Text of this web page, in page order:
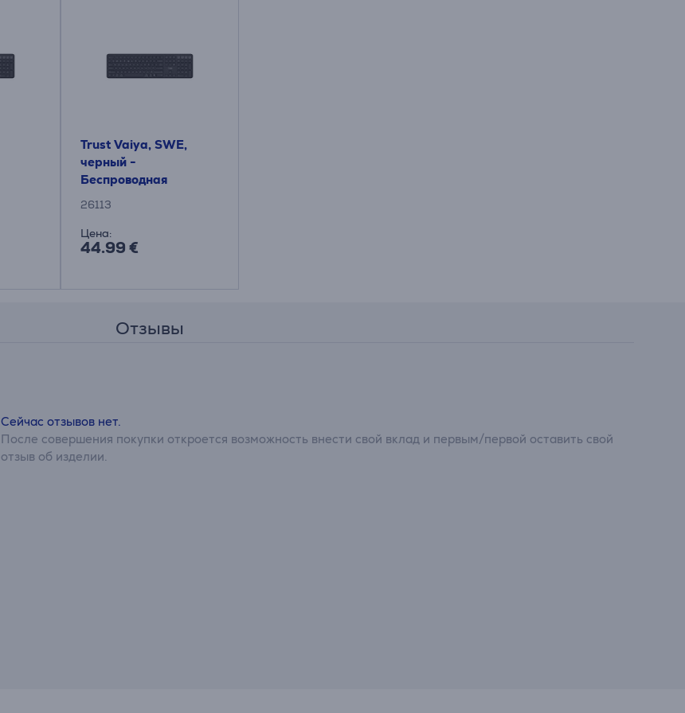
Trust Vaiya, SWE,
черный -
Беспроводная
клавиатура
26113
Цена:
44.99 €
Отзывы
Сейчас отзывов нет.
После совершения покупки откроется возможность внести свой вклад и первым/первой оставить свой
отзыв об изделии.